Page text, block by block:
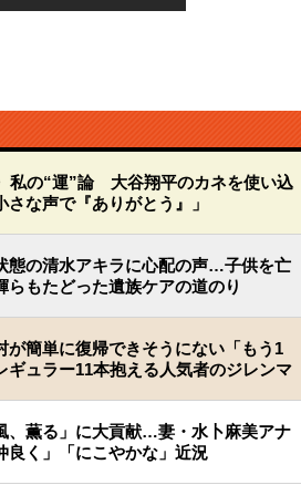
私の“運”論 大谷翔平のカネを使い込
さな声で『ありがとう』」
態の清水アキラに心配の声…子供を亡
らもたどった遺族ケアの道のり
が簡単に復帰できそうにない「もう1
ュラー11本抱える人気者のジレンマ
、薫る」に大貢献…妻・水卜麻美アナ
良く」「にこやかな」近況